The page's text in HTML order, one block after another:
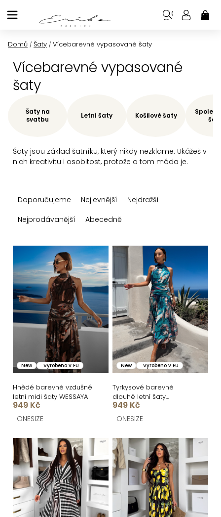
na
Domů / Šaty / Vícebarevné vypasované šaty
Vícebarevné vypasované
šaty
Šaty jsou základ šatníku, který nikdy nezklame. Ukážeš v
nich kreativitu i osobitost, protože o tom móda je.
Šaty na
svatbu
Letní šaty Košilové šaty
a
n
í
p
r
o
d
k
t
ů
Doporučujeme Nejlevnější
Nejdražší
Nejprodávanější
Abecedně
ý
p
i
s
p
o
d
u
k
ů
New Vyrobeno v EU
Hnědé barevné vzdušné
letní midi šaty WESSAYA
949 Kč
ONESIZE
New Vyrobeno v EU
Tyrkysové barevné
dlouhé letní šaty
WESSAYA
949 Kč
ONESIZE